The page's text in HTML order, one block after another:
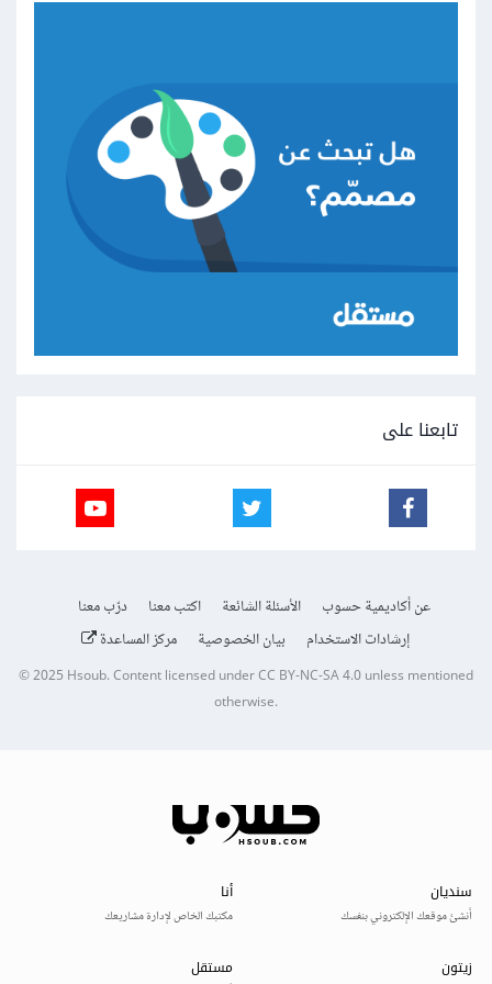
تابعنا على
عن أكاديمية حسوب الأسئلة الشائعة اكتب معنا
درّب معنا
إرشادات الاستخدام
بيان الخصوصية مركز المساعدة
© 2025Hsoub.Content licensed underCC BY-NC-SA 4.0unless mentioned
otherwise.